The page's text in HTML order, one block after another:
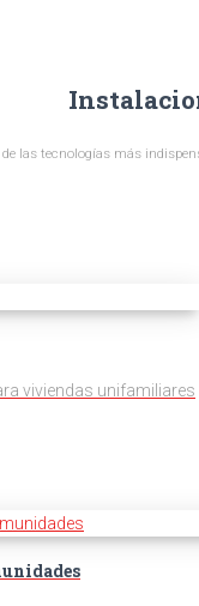
de las tecnologías más
viviendas unifamiliares